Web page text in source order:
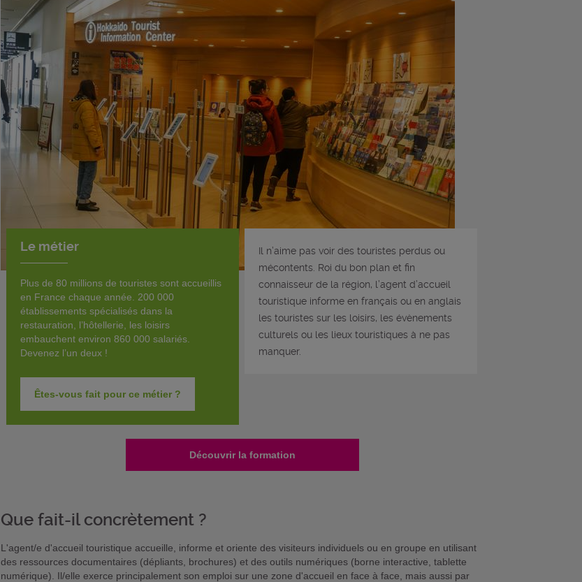
Le métier
Plus de 80 millions de touristes sont accueillis
en France chaque année. 200 000
établissements spécialisés dans la
restauration, l’hôtellerie, les loisirs
embauchent environ 860 000 salariés.
Devenez l’un deux !
Êtes-vous fait pour ce métier ?
Il n’aime pas voir des touristes perdus ou
mécontents. Roi du bon plan et fin
connaisseur de la région, l’agent d’accueil
touristique informe en français ou en anglais
les touristes sur les loisirs, les évènements
culturels ou les lieux touristiques à ne pas
manquer.
Découvrir la formation
Que fait-il concrètement ?
L'agent/e d'accueil touristique accueille, informe et oriente des visiteurs individuels ou en groupe en utilisant
des ressources documentaires (dépliants, brochures) et des outils numériques (borne interactive, tablette
numérique). Il/elle exerce principalement son emploi sur une zone d'accueil en face à face, mais aussi par